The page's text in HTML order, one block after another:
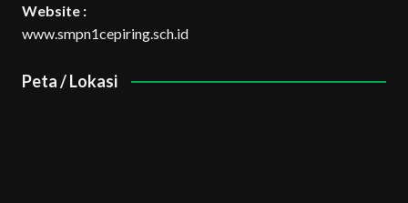
Website :
www.smpn1cepiring.sch.id
Peta / Lokasi